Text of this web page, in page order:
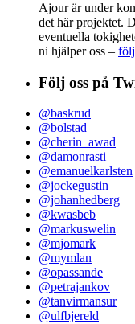
Ajour är under
det här projektet.
eventuella
ni hjälper oss –
Följ oss på
@baskrud
@bolstad
@cherin_awad
@damonrasti
@emanuelkarlsten
@jockegustin
@johanhedberg
@kwasbeb
@markuswelin
@mjomark
@mymlan
@opassande
@petrajankov
@tanvirmansur
@ulfbjereld